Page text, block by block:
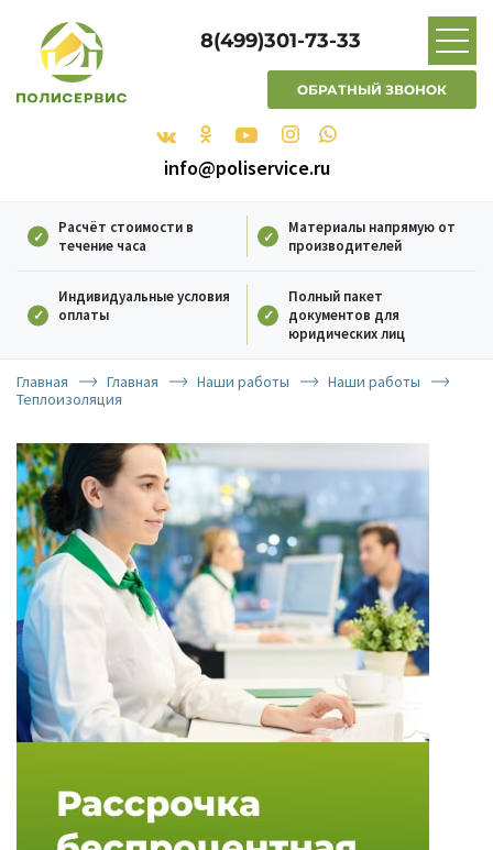
8(499)301-73-33
ОБРАТНЫЙ ЗВОНОК
info@poliservice.ru
Расчёт стоимости в
течение часа
Материалы напрямую от
производителей
Индивидуальные условия
оплаты
Полный пакет
документов для
юридических лиц
Главная Главная Наши работы
Наши работы
Теплоизоляция